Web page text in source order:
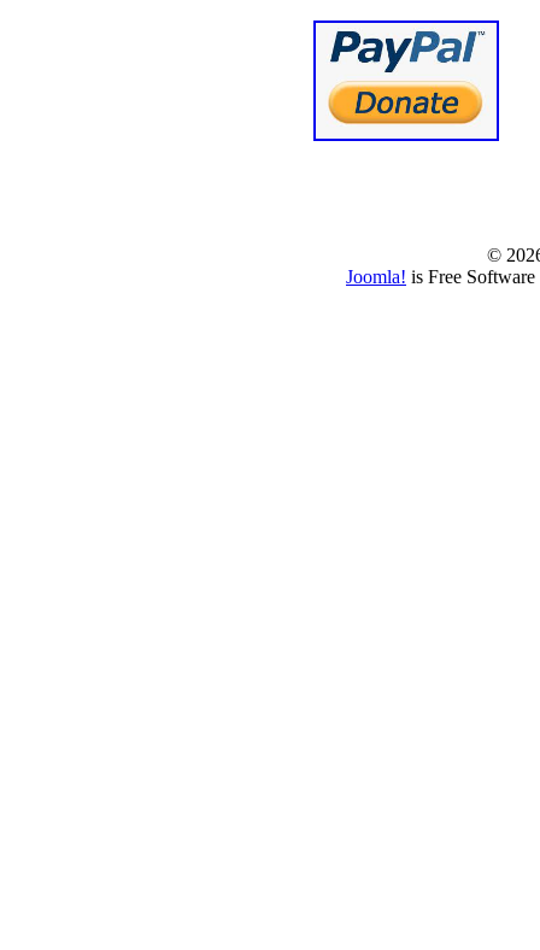
©
Joomla! is Free